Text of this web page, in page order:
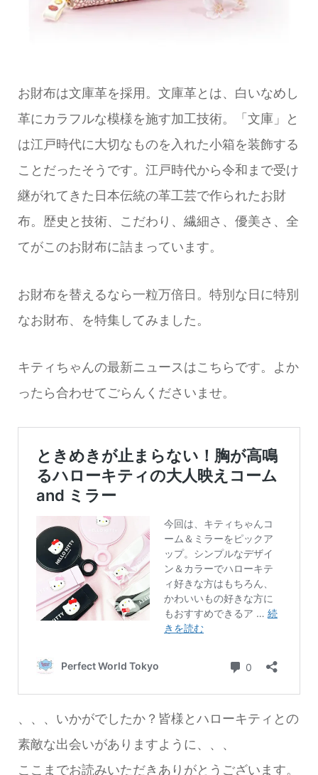
お財布は文庫革を採用。文庫革とは、白いなめし
革にカラフルな模様を施す加工技術。「文庫」と
は江戸時代に大切なものを入れた小箱を装飾する
ことだったそうです。江戸時代から令和まで受け
継がれてきた日本伝統の革工芸で作られたお財
布。歴史と技術、こだわり、繊細さ、優美さ、全
てがこのお財布に詰まっています。
お財布を替えるなら一粒万倍日。特別な日に特別
なお財布、を特集してみました。
キティちゃんの最新ニュースはこちらです。よか
ったら合わせてごらんくださいませ。
、、、いかがでしたか？皆様とハローキティとの
素敵な出会いがありますように、、、
ここまでお読みいただきありがとうございます。